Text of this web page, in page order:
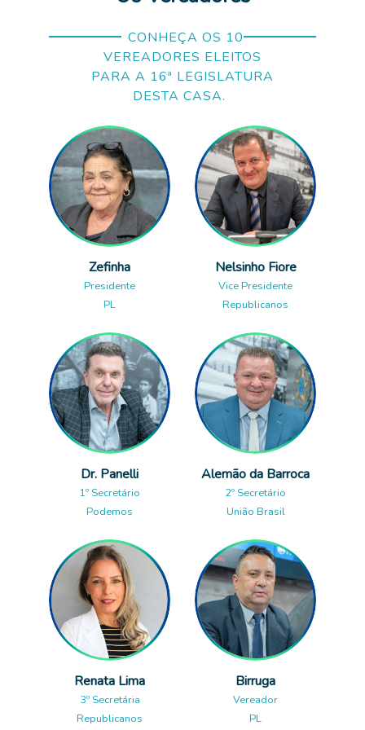
CONHEÇA OS 10
VEREADORES ELEITOS
PARA A 16ª LEGISLATURA
DESTA CASA.
Zefinha
Presidente
PL
Nelsinho Fiore
Vice Presidente
Republicanos
Dr. Panelli
1º Secretário
Podemos
Alemão da Barroca
2º Secretário
União Brasil
Renata Lima
3º Secretária
Republicanos
Birruga
Vereador
PL